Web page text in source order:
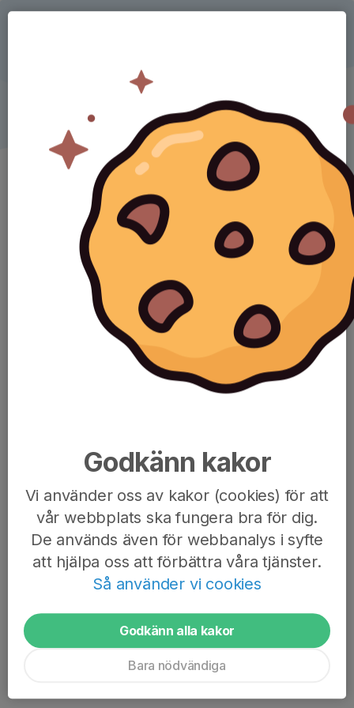
Svenskalag.se?
Fyll i intresseanmälan nedan så
återkommer vi så snart vi kan.
Ny kund
Vi använder redan Svenskalag
Utövar ni inte idrott?
Mobilnummer
Meddelande
Anmäl intresse
Vi svarar oftast samma dag
Godkänn kakor
Vi använder oss av kakor (cookies) för att
vår webbplats ska fungera bra för dig.
De används även för webbanalys i syfte
att hjälpa oss att förbättra våra tjänster.
Så använder vi cookies
Godkänn alla kakor
Bara nödvändiga